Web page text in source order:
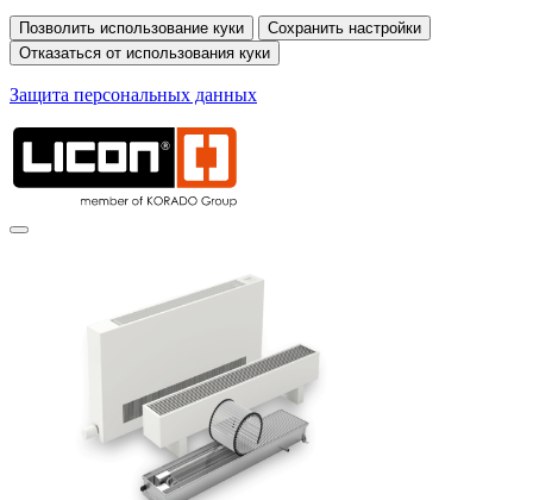
Защита персональных данных